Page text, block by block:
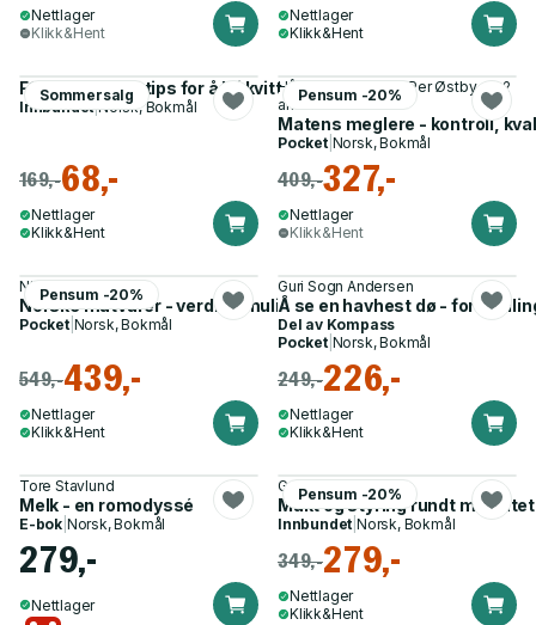
Nettlager
Klikk&Hent
Nettlager
Klikk&Hent
Sommersalg
F**k plast - 101 tips for å bli kvitt plast. Og redde verden
Innbundet|Norsk, Bokmål
169,-68,-
Nettlager
Klikk&Hent
Pensum -20%
Håkon B. Stokland, Per Østby og 2
andre
Matens meglere - kontroll,
Pocket| Norsk, Bokmål
409,-327,-
Nettlager
Klikk&Hent
Pensum -20%
Nina M. Iversen
Norske matvarer - verdier, muligheter og utfordringer
Pocket| Norsk, Bokmål
549,-439,-
Nettlager
Klikk&Hent
Guri Sogn Andersen
Å se en havhest dø -
Del av Kompass
Pocket| Norsk, Bokmål
249,-226,-
Nettlager
Klikk&Hent
Tore Stavlund
Melk - en romodyssé
E-bok Norsk, Bokmål
279,-
Nettlager
Pensum -20%
Gudbrand Bakken
Makt og styring rundt
Innbundet |Norsk, Bokmål
349,-279,-
Nettlager
Klikk&Hent